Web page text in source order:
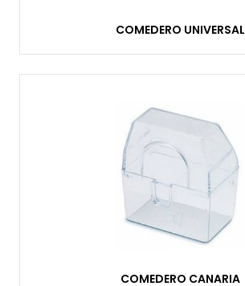
COMEDERO UNIVERSAL
COMEDERO CANARIA